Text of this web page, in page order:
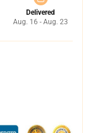
Delivered
Aug. 16 - Aug. 23